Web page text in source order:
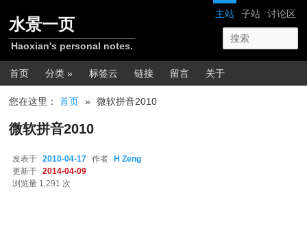
网站导航
主站 子站 讨论区
水景一页
Haoxian's personal notes.
主菜单
首页 分类 » 标签云 链接 留言 关于
您在这里：首页 » 微软拼音2010
微软拼音2010
发表于 2010-04-17 作者
H Zeng
更新于
2014-04-09
浏览量 1,291 次